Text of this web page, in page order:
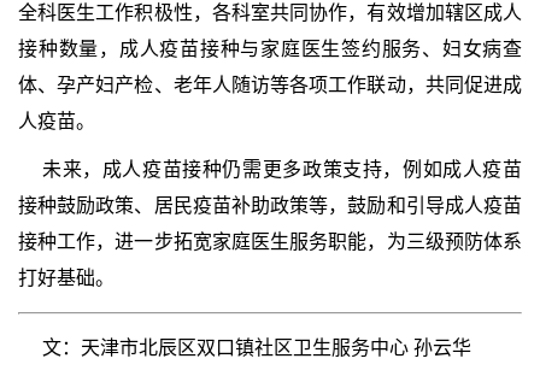
全科医生工作积极性，各科室共同协作，有效增加辖区成人
接种数量，成人疫苗接种与家庭医生签约服务、妇女病查
体、孕产妇产检、老年人随访等各项工作联动，共同促进成
人疫苗。
未来，成人疫苗接种仍需更多政策支持，例如成人疫苗
接种鼓励政策、居民疫苗补助政策等，鼓励和引导成人疫苗
接种工作，进一步拓宽家庭医生服务职能，为三级预防体系
打好基础。
文：天津市北辰区双口镇社区卫生服务中心 孙云华